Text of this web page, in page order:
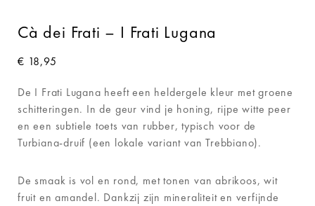
Cà dei Frati – I Frati Lugana
€ 18,95
De I Frati Lugana heeft een heldergele kleur met groene
schitteringen. In de geur vind je honing, rijpe witte peer
en een subtiele toets van rubber, typisch voor de
Turbiana-druif (een lokale variant van Trebbiano).
De smaak is vol en rond, met tonen van abrikoos, wit
fruit en amandel. Dankzij zijn mineraliteit en verfijnde